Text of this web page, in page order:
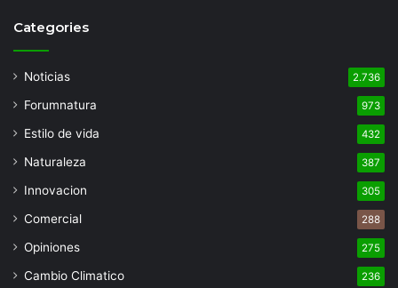
Categories
Noticias 2.736
Forumnatura 973
Estilo de vida 432
Naturaleza 387
Innovacion 305
Comercial 288
Opiniones 275
Cambio Climatico 236